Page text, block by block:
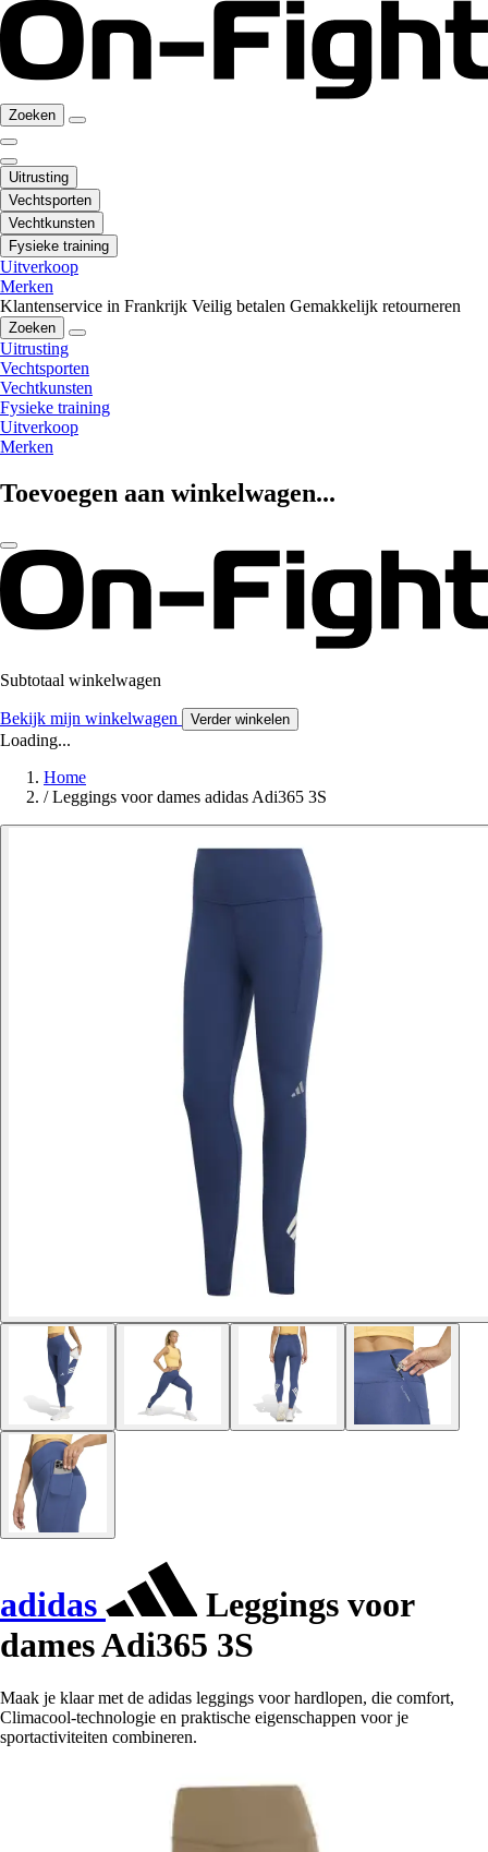
Zoeken
Uitrusting
Vechtsporten
Vechtkunsten
Fysieke training
Uitverkoop
Merken
Klantenservice in Frankrijk Veilig betalen Gemakkelijk retourneren
Zoeken
Uitrusting
Vechtsporten
Vechtkunsten
Fysieke training
Uitverkoop
Merken
Toevoegen aan winkelwagen...
Subtotaal winkelwagen
Bekijk mijn winkelwagen Verder winkelen
Loading...
Home
/ Leggings voor dames adidas Adi365 3S
adidas
Leggings voor
dames Adi365 3S
Maak je klaar met de adidas leggings voor hardlopen, die comfort,
Climacool-technologie en praktische eigenschappen voor je
sportactiviteiten combineren.